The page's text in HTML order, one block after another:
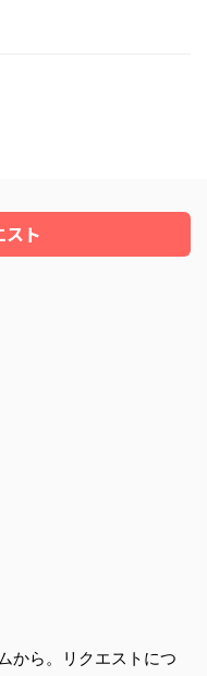
スト
から。リクエストにつ